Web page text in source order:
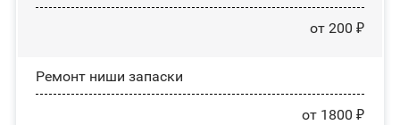
от 200 ₽
Ремонт ниши запаски
от 1800 ₽